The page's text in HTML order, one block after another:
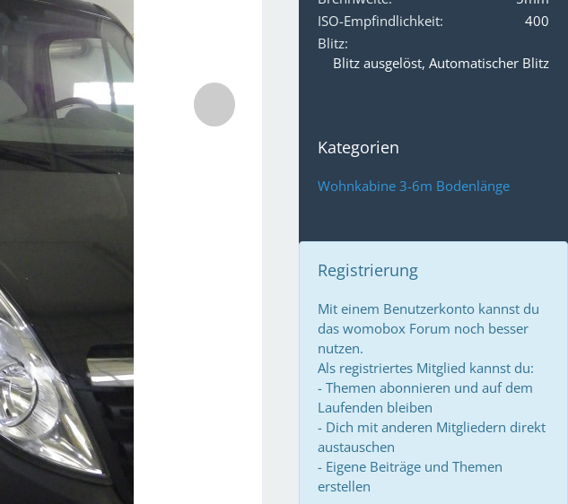
ISO-Empfindlichkeit
400
Blitz
Blitz ausgelöst, Automatischer Blitz
Kategorien
Wohnkabine 3-6m Bodenlänge
Registrierung
Mit einem Benutzerkonto kannst du
das womobox Forum noch besser
nutzen.
Als registriertes Mitglied kannst du:
- Themen abonnieren und auf dem
Laufenden bleiben
- Dich mit anderen Mitgliedern direkt
austauschen
- Eigene Beiträge und Themen
erstellen